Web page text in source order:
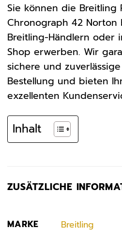
Sie können die Breitling
Chronograph 42
Breitling-Händlern oder
Shop erwerben. Wir
sichere und
Bestellung und bieten
exzellenten
Inhalt
ZUSÄTZLICHE
MARKE Breitling